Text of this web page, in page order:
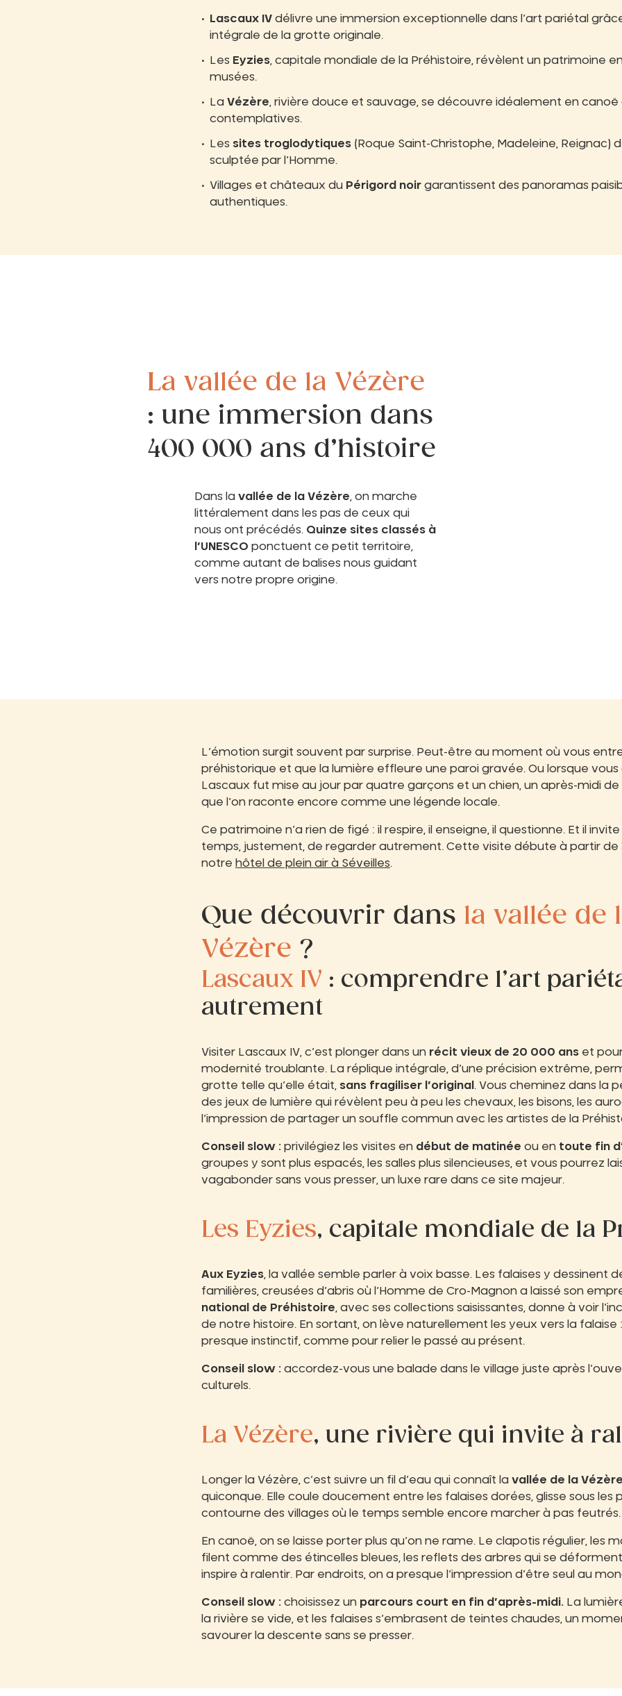
Lascaux IV délivre une immersion exceptionnelle dans l’art pariétal
intégrale de la grotte originale.
Les Eyzies , capitale mondiale de la Préhistoire, révèlent un patrimoine
musées.
La Vézère , rivière douce et sauvage, se découvre idéalement en canoë
contemplatives.
Les sites troglodytiques (Roque Saint-Christophe, Madeleine, Reignac)
sculptée par l’Homme.
Villages et châteaux du Périgord noir garantissent des panoramas
authentiques.
La vallée de la Vézère
: une immersion dans
400 000 ans d’histoire
Dans la vallée de la Vézère , on marche
littéralement dans les pas de ceux qui
nous ont précédés. Quinze sites classés à
l’UNESCO ponctuent ce petit territoire,
comme autant de balises nous guidant
vers notre propre origine.
L’émotion surgit souvent par surprise. Peut-être au moment où vous
préhistorique et que la lumière effleure une paroi gravée. Ou lorsque
Lascaux fut mise au jour par quatre garçons et un chien, un après-midi de
que l’on raconte encore comme une légende locale.
Ce patrimoine n’a rien de figé : il respire, il enseigne, il questionne. Et il
temps, justement, de regarder autrement. Cette visite débute à partir de
notre hôtel de plein air à Séveilles.
Que découvrir dans la vallée de
Vézère ?
Lascaux IV : comprendre l’art
autrement
Visiter Lascaux IV, c’est plonger dans un récit vieux de 20 000 ans et
modernité troublante. La réplique intégrale, d’une précision extrême,
grotte telle qu’elle était, sans fragiliser l’original . Vous cheminez dans la
des jeux de lumière qui révèlent peu à peu les chevaux, les bisons, les
l’impression de partager un souffle commun avec les artistes de la
Conseil slow : privilégiez les visites en début de matinée ou en toute fin
groupes y sont plus espacés, les salles plus silencieuses, et vous pourrez
vagabonder sans vous presser, un luxe rare dans ce site majeur.
Les Eyzies, capitale mondiale de la
Aux Eyzies , la vallée semble parler à voix basse. Les falaises y dessinent
familières, creusées d’abris où l’Homme de Cro-Magnon a laissé son
national de Préhistoire , avec ses collections saisissantes, donne à voir
de notre histoire. En sortant, on lève naturellement les yeux vers la falaise
presque instinctif, comme pour relier le passé au présent.
Conseil slow : accordez-vous une balade dans le village juste après
culturels.
La Vézère, une rivière qui invite à
Longer la Vézère, c’est suivre un fil d’eau qui connaît la vallée de la Vézère
quiconque. Elle coule doucement entre les falaises dorées, glisse sous les
contourne des villages où le temps semble encore marcher à pas feutrés.
En canoë, on se laisse porter plus qu’on ne rame. Le clapotis régulier, les
filent comme des étincelles bleues, les reflets des arbres qui se
inspire à ralentir. Par endroits, on a presque l’impression d’être seul au
Conseil slow : choisissez un parcours court en fin d’après-midi. La
la rivière se vide, et les falaises s’embrasent de teintes chaudes, un
savourer la descente sans se presser.